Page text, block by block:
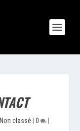
Non classé 0 |